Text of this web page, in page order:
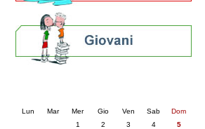
Lun Mar Mer Gio Ven Sab
Dom
1
2 3 4 5